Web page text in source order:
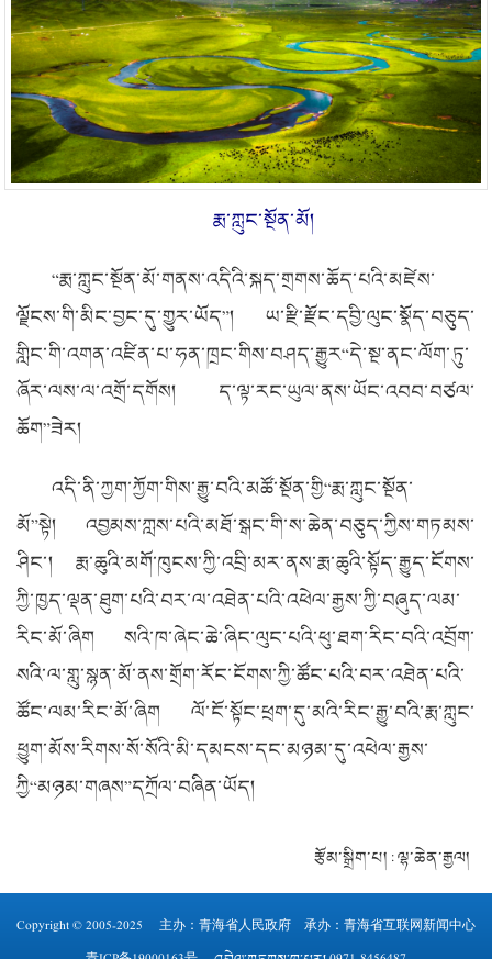
རྨ་ཀླུང་སྔོན་མོ།
“རྨ་ཀླུང་སྔོན་མོ་གནས་འདིའི་སྐད་གྲགས་ཆོད་པའི་མཛེས་
ལྗོངས་གི་མིང་བྱང་དུ་གྱུར་ཡོད”། ཡ་རྫི་རྫོང་དབྱི་ལུང་སྣོད་བཅུད་
གླིང་གི་འགན་འཛིན་པ་ཧན་ཁྲང་གིས་བཤད་རྒྱུར“དེ་སྔ་ནང་ལོག་ཏུ་
ཞོར་ལས་ལ་འགྲོ་དགོས། ད་ལྟ་རང་ཡུལ་ནས་ཡོང་འབབ་བཙལ་
ཆོག”ཟེར།
འདི་ནི་ཀྱག་ཀྱོག་གིས་རྒྱུ་བའི་མཚོ་སྔོན་གྱི“རྨ་ཀླུང་སྔོན་
མོ”སྟེ། འབྱམས་ཀླས་པའི་མཐོ་སྒང་གི་ས་ཆེན་བཅུད་ཀྱིས་གཏམས་
ཤིང་། རྨ་ཆུའི་མགོ་ཁུངས་ཀྱི་འབྲི་མར་ནས་རྨ་ཆུའི་སྟོད་རྒྱུད་ངོགས་
ཀྱི་ཁྱད་ལྡན་ཐུག་པའི་བར་ལ་འཐེན་པའི་འཕེལ་རྒྱས་ཀྱི་བཞུད་ལམ་
རིང་མོ་ཞིག སའི་ཁ་ཞེང་ཆེ་ཞིང་ལུང་པའི་ཕུ་ཐག་རིང་བའི་འབྲོག་
སའི་ལ་གླུ་སྙན་མོ་ནས་གྲོག་རོང་ངོགས་ཀྱི་ཚོང་པའི་བར་འཐེན་པའི་
ཚོང་ལམ་རིང་མོ་ཞིག ལོ་ངོ་སྟོང་ཕྲག་དུ་མའི་རིང་རྒྱུ་བའི་རྨ་ཀླུང་
ཕྱུག་མོས་རིགས་སོ་སོའི་མི་དམངས་དང་མཉམ་དུ་འཕེལ་རྒྱས་
ཀྱི“མཉམ་གཞས”དཀྲོལ་བཞིན་ཡོད།
རྩོམ་སྒྲིག་པ། : ལྷ་ཆེན་རྒྱལ།
Copyright © 2005-2025 主办： 青海省人民政府 承办：青海省互联网新闻中心